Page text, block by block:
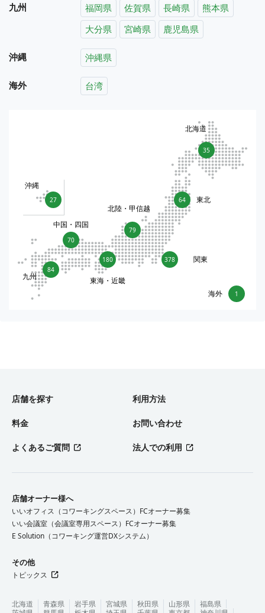
九州 福岡県 佐賀県 長崎県
熊本県
大分県
宮崎県 鹿児島県
沖縄 沖縄県
海外 台湾
35
北海道
64 東北
378 関東
79
北陸・甲信越
180
東海・近畿
70
中国・四国
84
九州
27
沖縄
1
海外
店舗を探す 利用方法
料金 お問い合わせ
よくあるご質問 法人での利用
店舗オーナー様へ
いいオフィス（コワーキングスペース）FCオーナー募集
いい会議室（会議室専用スペース）FCオーナー募集
E Solution（コワーキング運営DXシステム）
その他
トピックス
北海道 青森県 岩手県 宮城県 秋田県 山形県
福島県